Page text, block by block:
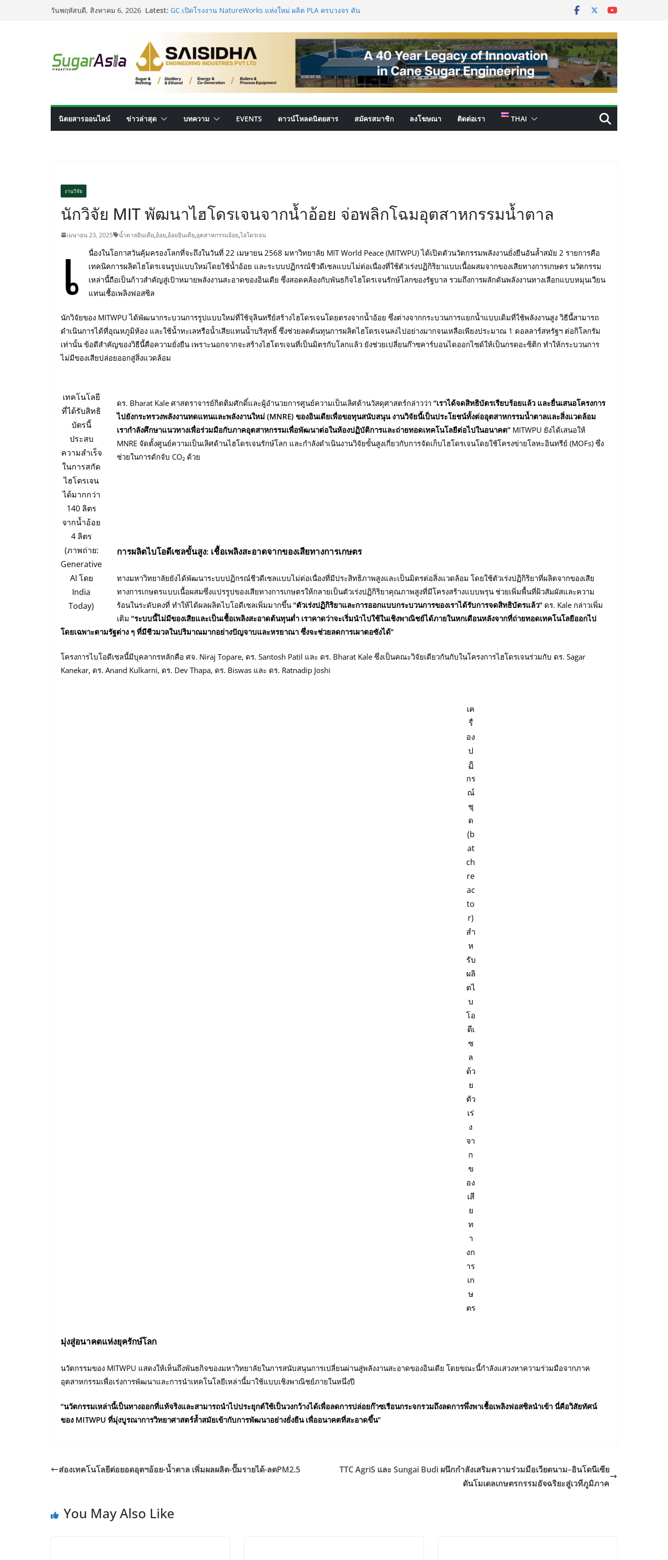
วันพฤหัสบดี, สิงหาคม 6, 2026 Latest: GC เปิดโรงงาน NatureWorks แห่งใหม่ ผลิต PLA ครบวงจร ดัน
เครื่องแยกสีความแม่นยำสูง ยกระดับคุณภาพน้ำตาลและ
ประสิทธิภาพการผลิต
VEGAPULS Air: โซลูชันอัจฉริยะสำหรับการบริหารจัดการถังเก็บใน
อุตสาหกรรมน้ำตาล
เปลี่ยนของเสียจากน้ำตาลสู่โปรตีน: Planetary เดินหน้าขยาย
นิตยสารออนไลน์ ข่าวล่าสุด บทความ EVENTS ดาวน์โหลดนิตยสาร สมัครสมาชิก ลงโฆษณา ติดต่อเรา THAI
งานวิจัย
นักวิจัย MIT พัฒนาไฮโดรเจนจากน้ำอ้อย จ่อพลิกโฉมอุตสาหกรรมน้ำตาล
เมษายน 23, 2025 น้ำตาลอินเดีย,อ้อย,อ้อยอินเดีย,อุตสาหกรรมอ้อย,ไฮโดรเจน
เ
นื่องในโอกาสวันคุ้มครองโลกที่จะถึงในวันที่ 22 เมษายน 2568 มหาวิทยาลัย MIT World Peace (MITWPU) ได้เปิดตัวนวัตกรรมพลังงานยั่งยืนอันล้ำสมัย 2 รายการคือ
เทคนิคการผลิตไฮโดรเจนรูปแบบใหม่โดยใช้น้ำอ้อย และระบบปฏิกรณ์ชีวดีเซลแบบไม่ต่อเนื่องที่ใช้ตัวเร่งปฏิกิริยาแบบเนื้อผสมจากของเสียทางการเกษตร นวัตกรรม
เหล่านี้ถือเป็นก้าวสำคัญสู่เป้าหมายพลังงานสะอาดของอินเดีย ซึ่งสอดคล้องกับพันธกิจไฮโดรเจนรักษ์โลกของรัฐบาล รวมถึงการผลักดันพลังงานทางเลือกแบบหมุนเวียน
แทนเชื้อเพลิงฟอสซิล
นักวิจัยของ MITWPU ได้พัฒนากระบวนการรูปแบบใหม่ที่ใช้จุลินทรีย์สร้างไฮโดรเจนโดยตรงจากน้ำอ้อย ซึ่งต่างจากกระบวนการแยกน้ำแบบเดิมที่ใช้พลังงานสูง วิธีนี้สามารถ
ดำเนินการได้ที่อุณหภูมิห้อง และใช้น้ำทะเลหรือน้ำเสียแทนน้ำบริสุทธิ์ ซึ่งช่วยลดต้นทุนการผลิตไฮโดรเจนลงไปอย่างมากจนเหลือเพียงประมาณ 1 ดอลลาร์สหรัฐฯ ต่อกิโลกรัม
เท่านั้น ข้อดีสำคัญของวิธีนี้คือความยั่งยืน เพราะนอกจากจะสร้างไฮโดรเจนที่เป็นมิตรกับโลกแล้ว ยังช่วยเปลี่ยนก๊าซคาร์บอนไดออกไซด์ให้เป็นกรดอะซิติก ทำให้กระบวนการ
ไม่มีของเสียปล่อยออกสู่สิ่งแวดล้อม
เทคโนโลยี
ที่ได้รับสิทธิ
บัตรนี้
ประสบ
ความสำเร็จ
ในการสกัด
ไฮโดรเจน
ได้มากกว่า
140 ลิตร
จากน้ำอ้อย
4 ลิตร
(ภาพถ่าย:
Generative
AI โดย
India
Today)
ดร. Bharat Kale ศาสตราจารย์กิตติมศักดิ์และผู้อำนวยการศูนย์ความเป็นเลิศด้านวัสดุศาสตร์กล่าวว่า “เราได้จดสิทธิบัตรเรียบร้อยแล้ว และยื่นเสนอโครงการ
ไปยังกระทรวงพลังงานทดแทนและพลังงานใหม่ (MNRE) ของอินเดียเพื่อขอทุนสนับสนุน งานวิจัยนี้เป็นประโยชน์ทั้งต่ออุตสาหกรรมน้ำตาลและสิ่งแวดล้อม
เรากำลังศึกษาแนวทางเพื่อร่วมมือกับภาคอุตสาหกรรมเพื่อพัฒนาต่อในห้องปฏิบัติการและถ่ายทอดเทคโนโลยีต่อไปในอนาคต” MITWPU ยังได้เสนอให้
MNRE จัดตั้งศูนย์ความเป็นเลิศด้านไฮโดรเจนรักษ์โลก และกำลังดำเนินงานวิจัยขั้นสูงเกี่ยวกับการจัดเก็บไฮโดรเจนโดยใช้โครงข่ายโลหะอินทรีย์ (MOFs) ซึ่ง
ช่วยในการดักจับ CO₂ ด้วย
การผลิตไบโอดีเซลขั้นสูง: เชื้อเพลิงสะอาดจากของเสียทางการเกษตร
ทางมหาวิทยาลัยยังได้พัฒนาระบบปฏิกรณ์ชีวดีเซลแบบไม่ต่อเนื่องที่มีประสิทธิภาพสูงและเป็นมิตรต่อสิ่งแวดล้อม โดยใช้ตัวเร่งปฏิกิริยาที่ผลิตจากของเสีย
ทางการเกษตรแบบเนื้อผสมซึ่งแปรรูปของเสียทางการเกษตรให้กลายเป็นตัวเร่งปฏิกิริยาคุณภาพสูงที่มีโครงสร้างแบบพรุน ช่วยเพิ่มพื้นที่ผิวสัมผัสและความ
ร้อนในระดับคงที่ ทำให้ได้ผลผลิตไบโอดีเซลเพิ่มมากขึ้น “ตัวเร่งปฏิกิริยาและการออกแบบกระบวนการของเราได้รับการจดสิทธิบัตรแล้ว” ดร. Kale กล่าวเพิ่ม
เติม “ระบบนี้ไม่มีของเสียและเป็นเชื้อเพลิงสะอาดต้นทุนต่ำ เราคาดว่าจะเริ่มนำไปใช้ในเชิงพาณิชย์ได้ภายในหกเดือนหลังจากที่ถ่ายทอดเทคโนโลยีออกไป
โดยเฉพาะตามรัฐต่าง ๆ ที่มีชีวมวลในปริมาณมากอย่างปัญจาบและหรยาณา ซึ่งจะช่วยลดการเผาตอซังได้”
โครงการไบโอดีเซลนี้มีบุคลากรหลักคือ ศจ. Niraj Topare, ดร. Santosh Patil และ ดร. Bharat Kale ซึ่งเป็นคณะวิจัยเดียวกันกับในโครงการไฮโดรเจนร่วมกับ ดร. Sagar
Kanekar, ดร. Anand Kulkarni, ดร. Dev Thapa, ดร. Biswas และ ดร. Ratnadip Joshi
เค
รื่
อง
ป
ฏิ
กร
ณ์
ชุ
ด
(b
at
ch
re
ac
to
r)
สำ
ห
รับ
ผลิ
ตไ
บ
โอ
ดีเ
ซ
ล
ด้ว
ย
ตัว
เร่
ง
จา
ก
ข
อง
เสี
ย
ท
า
งก
าร
เก
ษ
ตร
มุ่งสู่อนาคตแห่งยุครักษ์โลก
นวัตกรรมของ MITWPU แสดงให้เห็นถึงพันธกิจของมหาวิทยาลัยในการสนับสนุนการเปลี่ยนผ่านสู่พลังงานสะอาดของอินเดีย โดยขณะนี้กำลังแสวงหาความร่วมมือจากภาค
อุตสาหกรรมเพื่อเร่งการพัฒนาและการนำเทคโนโลยีเหล่านี้มาใช้แบบเชิงพาณิชย์ภายในหนึ่งปี
“นวัตกรรมเหล่านี้เป็นทางออกที่แท้จริงและสามารถนำไปประยุกต์ใช้เป็นวงกว้างได้เพื่อลดการปล่อยก๊าซเรือนกระจกรวมถึงลดการพึ่งพาเชื้อเพลิงฟอสซิลนำเข้า นี่คือวิสัยทัศน์
ของ MITWPU ที่มุ่งบูรณาการวิทยาศาสตร์ล้ำสมัยเข้ากับการพัฒนาอย่างยั่งยืน เพื่ออนาคตที่สะอาดขึ้น”
ส่องเทคโนโลยีต่อยอดอุตฯอ้อย-น้ำตาล เพิ่มผลผลิต-ปั๊มรายได้-ลดPM2.5
TTC AgriS และ Sungai Budi ผนึกกำลังเสริมความร่วมมือเวียดนาม–อินโดนีเซีย
ดันโมเดลเกษตรกรรมอัจฉริยะสู่เวทีภูมิภาค
You May Also Like